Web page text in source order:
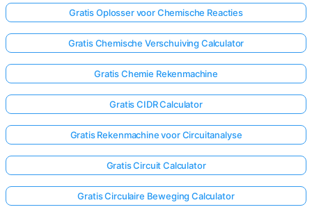
Gratis Oplosser voor Chemische Reacties
Gratis Chemische Verschuiving Calculator
Gratis Chemie Rekenmachine
Gratis CIDR Calculator
Gratis Rekenmachine voor Circuitanalyse
Gratis Circuit Calculator
Gratis Circulaire Beweging Calculator